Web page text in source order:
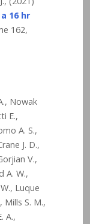
16 hr
162,
Nowak
E.,
A. S.,
J. D.,
V.,
A. W.,
Luque
Mills S. M.,
A.,